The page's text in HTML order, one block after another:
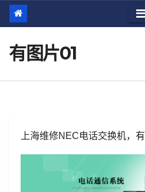
有图片01
上海维修NEC电话交换机，